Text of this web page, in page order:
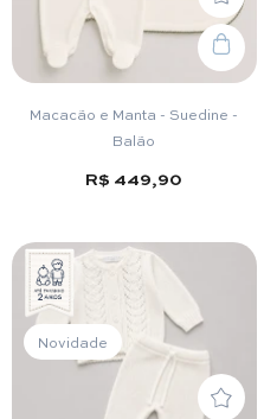
Macacão e Manta - Suedine -
Balão
R$ 449,90
Novidade